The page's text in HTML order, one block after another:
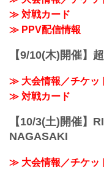
≫ 対戦カード
≫ PPV配信情報
【9/10(木)開催】
≫ 大会情報／チケッ
≫ 対戦カード
【10/3(土)開催】
NAGASAKI
≫ 大会情報／チケッ